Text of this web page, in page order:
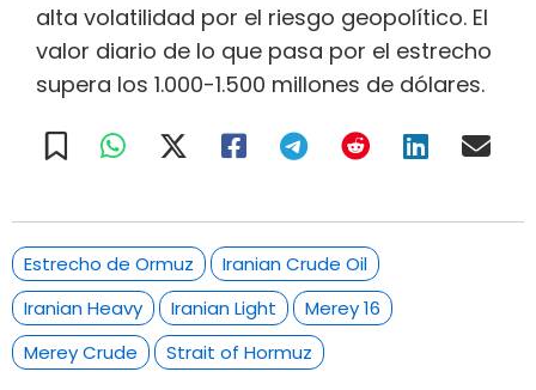
alta volatilidad por el riesgo geopolítico. El
valor diario de lo que pasa por el estrecho
supera los 1.000-1.500 millones de dólares.
Estrecho de Ormuz
Iranian Crude Oil
Iranian Heavy
Iranian Light
Merey 16
Merey Crude
Strait of Hormuz